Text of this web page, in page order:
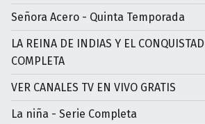
Señora Acero - Quinta Temporada
LA REINA DE INDIAS Y EL
COMPLETA
VER CANALES TV EN VIVO GRATIS
La niña - Serie Completa